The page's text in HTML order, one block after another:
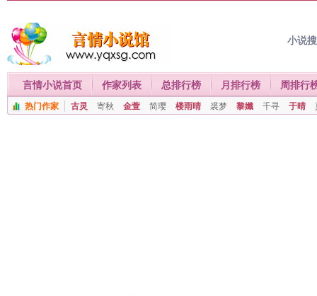
小说
言情小说首页 作家列表 总排行榜 月排行榜 周排行
热门作家 古灵 寄秋 金萱 简璎 楼雨晴 裘梦 黎孅 千寻 于晴